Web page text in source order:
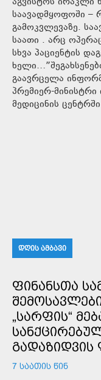
საავადმყოფოში –
გამოკვლევაზე.
საათი . არც
სხვა პაციენტის
გაავრცელა
პრემიერ-
მედიცინის
ᲓᲦᲘᲡ ᲐᲛᲑᲐᲕᲘ
ᲤᲘᲜᲐᲜᲡᲗᲐ
„ᲡᲐᲠᲤᲘᲡ“
ᲒᲐᲓᲐᲖᲘᲓᲕᲘᲡ
7 ᲡᲐᲐᲗᲘᲡ ᲬᲘᲜ